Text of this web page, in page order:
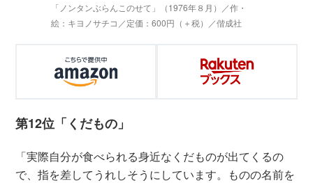
「ノンタンぶらんこのせて」（1976年８月）／作・
絵：キヨノサチコ／定価：600円（＋税）／偕成社
第12位「くだもの」
「実際自分が食べられる身近なくだものが出てくるの
で、指を差してうれしそうにしています。ものの名前を